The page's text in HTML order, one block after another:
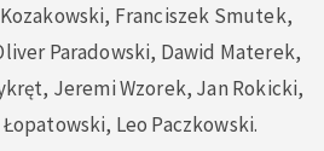
Franciszek Smutek,
Paradowski, Dawid Materek,
Jeremi Wzorek, Jan Rokicki,
Leo Paczkowski.